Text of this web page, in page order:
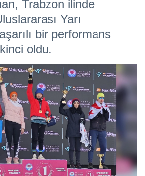
Trabzon ilinde
Yarı
bir performans
oldu.